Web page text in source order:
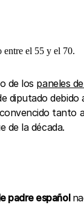
entre el 55 y el 70.
de los paneles
tanto
de la década.
padre español